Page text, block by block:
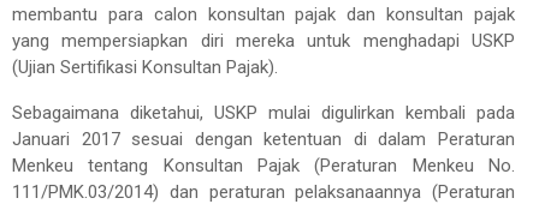
membantu para calon konsultan pajak dan konsultan pajak
yang mempersiapkan diri mereka untuk menghadapi USKP
(Ujian Sertifikasi Konsultan Pajak).
Sebagaimana diketahui, USKP mulai digulirkan kembali pada
Januari 2017 sesuai dengan ketentuan di dalam Peraturan
Menkeu tentang Konsultan Pajak (Peraturan Menkeu No.
111/PMK.03/2014) dan peraturan pelaksanaannya (Peraturan